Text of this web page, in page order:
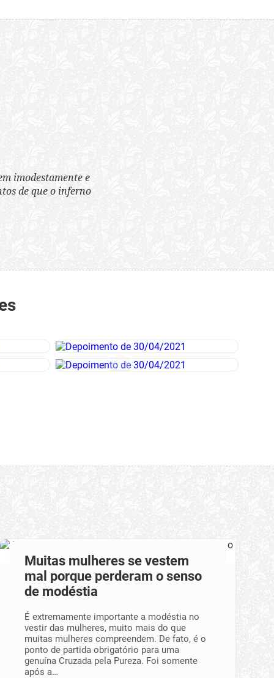
imodestamente e
de que o inferno
Muitas mulheres se vestem
mal porque perderam o senso
de modéstia
É extremamente importante a modéstia no
vestir das mulheres, muito mais do que
muitas mulheres compreendem. De fato, é o
ponto de partida obrigatório para uma
genuína Cruzada pela Pureza. Foi somente
após a…